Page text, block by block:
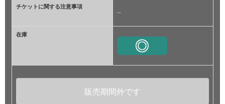
チケットに関する注意事項
--
在庫
販売期間外です